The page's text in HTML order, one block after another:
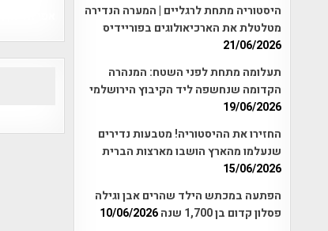
היסטוריה מתחת לרגליים | המערה הנדירה
מטלטלת את הארכיאולוגים בפוריידיס
21/06/2026
תעלומה מתחת לפני השטח: המנהרה
הקדומה שנחשפה ליד הקיבוץ הירושלמי
19/06/2026
החזירו את ההיסטוריה! מטבעות נדירים
שנעלמו מהארץ הושבו מארצות הברית
15/06/2026
הפתעה במכתש הילד שהרים אבן וגילה
פסלון קדום בן 1,700 שנה
10/06/2026